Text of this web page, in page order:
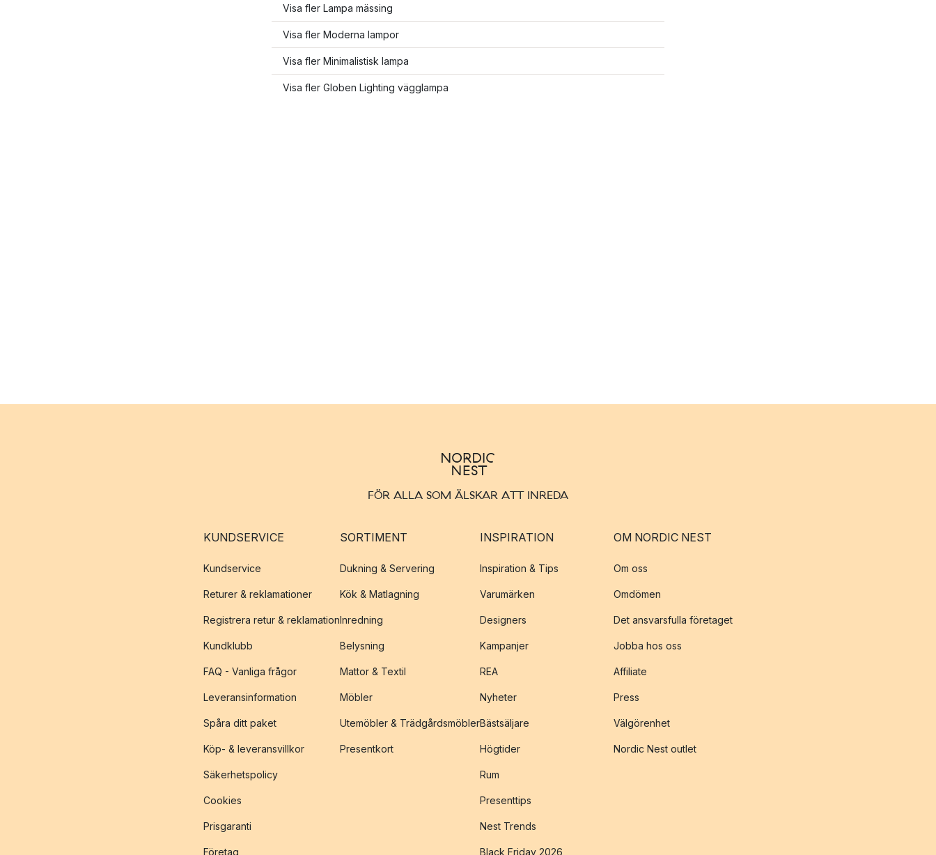
Visa fler Lampa mässing
Visa fler Moderna lampor
Visa fler Minimalistisk lampa
Visa fler Globen Lighting vägglampa
FÖR ALLA SOM ÄLSKAR ATT INREDA
KUNDSERVICE
Kundservice
Returer & reklamationer
Registrera retur & reklamation
Kundklubb
FAQ - Vanliga frågor
Leveransinformation
Spåra ditt paket
Köp- & leveransvillkor
Säkerhetspolicy
Cookies
Prisgaranti
Företag
SORTIMENT
Dukning & Servering
Kök & Matlagning
Inredning
Belysning
Mattor & Textil
Möbler
Utemöbler & Trädgårdsmöbler
Presentkort
INSPIRATION
Inspiration & Tips
Varumärken
Designers
Kampanjer
REA
Nyheter
Bästsäljare
Högtider
Rum
Presenttips
Nest Trends
Black Friday 2026
OM NORDIC NEST
Om oss
Omdömen
Det ansvarsfulla företaget
Jobba hos oss
Affiliate
Press
Välgörenhet
Nordic Nest outlet